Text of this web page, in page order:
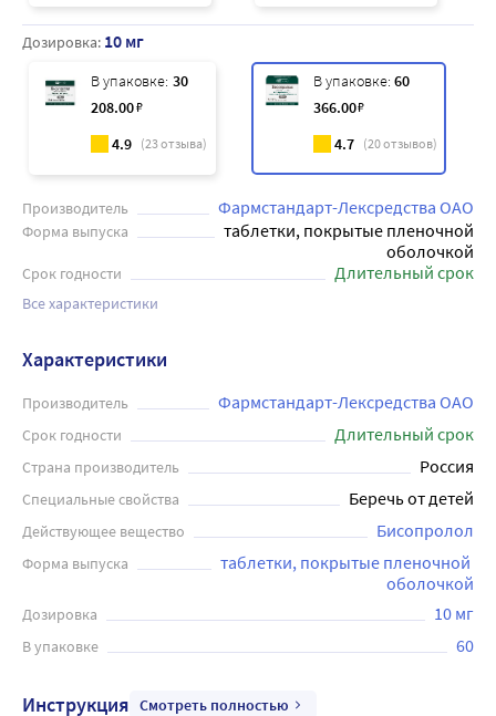
Дозировка: 10 мг
В упаковке: 30
208.00₽
4.9 (23отзыва)
В упаковке: 60
366.00₽
4.7 (20отзывов)
Производитель Фармстандарт-Лексредства ОАО
Форма выпуска
таблетки, покрытые пленочной
оболочкой
Срок годности Длительный срок
Все характеристики
Характеристики
Производитель Фармстандарт-Лексредства ОАО
Срок годности Длительный срок
Страна производитель Россия
Специальные свойства Беречь от детей
Действующее вещество Бисопролол
Форма выпуска
таблетки, покрытые пленочной
оболочкой
Дозировка 10 мг
В упаковке 60
Инструкция Смотреть полностью